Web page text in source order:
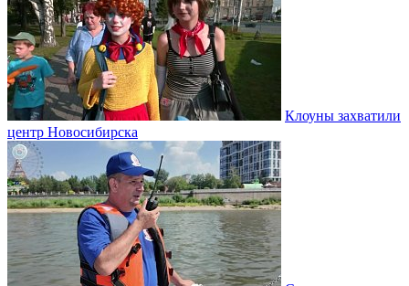
Клоуны захватили
центр Новосибирска